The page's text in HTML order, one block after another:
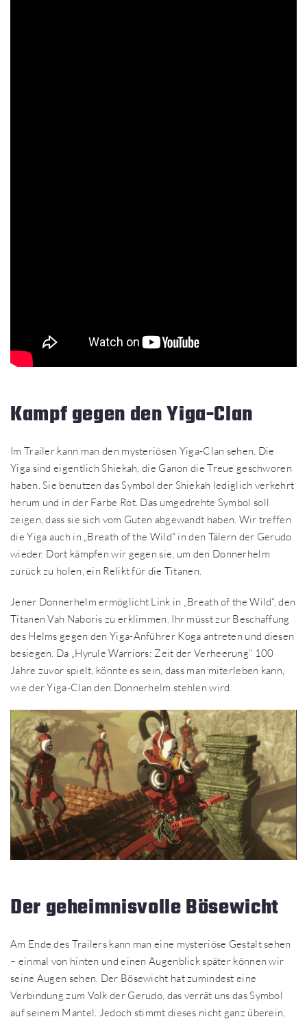
Kampf gegen den Yiga-Clan
Im Trailer kann man den mysteriösen Yiga-Clan sehen. Die
Yiga sind eigentlich Shiekah, die Ganon die Treue geschworen
haben. Sie benutzen das Symbol der Shiekah lediglich verkehrt
herum und in der Farbe Rot. Das umgedrehte Symbol soll
zeigen, dass sie sich vom Guten abgewandt haben. Wir treffen
die Yiga auch in „Breath of the Wild“ in den Tälern der Gerudo
wieder. Dort kämpfen wir gegen sie, um den Donnerhelm
zurück zu holen, ein Relikt für die Titanen.
Jener Donnerhelm ermöglicht Link in „Breath of the Wild“, den
Titanen Vah Naboris zu erklimmen. Ihr müsst zur Beschaffung
des Helms gegen den Yiga-Anführer Koga antreten und diesen
besiegen. Da „Hyrule Warriors: Zeit der Verheerung“ 100
Jahre zuvor spielt, könnte es sein, dass man miterleben kann,
wie der Yiga-Clan den Donnerhelm stehlen wird.
Der geheimnisvolle Bösewicht
Am Ende des Trailers kann man eine mysteriöse Gestalt sehen
– einmal von hinten und einen Augenblick später können wir
seine Augen sehen. Der Bösewicht hat zumindest eine
Verbindung zum Volk der Gerudo, das verrät uns das Symbol
auf seinem Mantel. Jedoch stimmt dieses nicht ganz überein,